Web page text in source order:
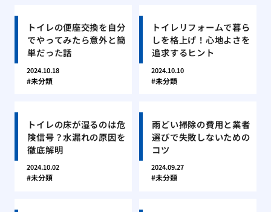
トイレの便座交換を自分
でやってみたら意外と簡
単だった話
2024.10.18
未分類
トイレリフォームで暮ら
しを格上げ！心地よさを
追求するヒント
2024.10.10
未分類
トイレの床が湿るのは危
険信号？水漏れの原因を
徹底解明
2024.10.02
未分類
雨どい掃除の費用と業者
選びで失敗しないための
コツ
2024.09.27
未分類